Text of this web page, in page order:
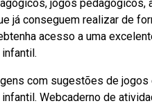
jogos pedagógicos,
já conseguem realizar de
acesso a uma
com sugestões de jogos
Webcaderno de